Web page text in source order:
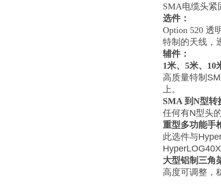
SMA电缆头
选件：
Option 520 透
特制的天线，
辅件：
1米、5米、10
高质量特制
上。
SMA 到N型转
任何有N型头
重型多功能手
此选件与
大型铝制三角
高度可调整，